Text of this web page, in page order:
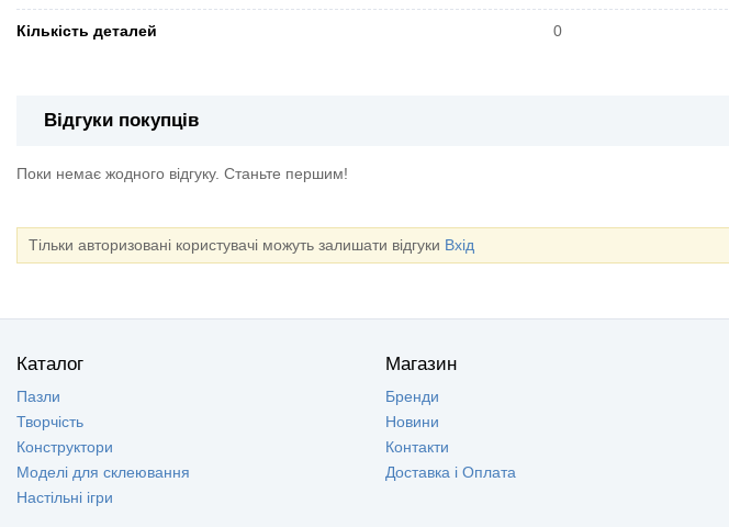
Кількість деталей 0
Відгуки покупців
Поки немає жодного відгуку. Станьте першим!
Тільки авторизовані користувачі можуть залишати відгуки Вхід
Каталог
Пазли
Творчість
Конструктори
Моделі для склеювання
Настільні ігри
Магазин
Бренди
Новини
Контакти
Доставка і Оплата